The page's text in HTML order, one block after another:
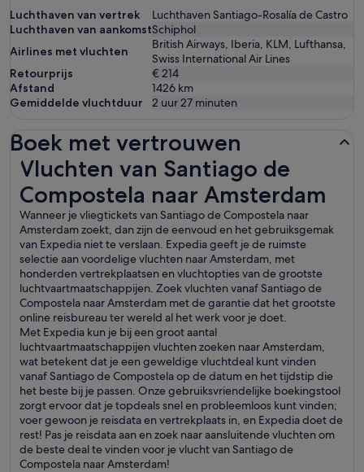
Luchthaven van vertrek
Luchthaven Santiago-Rosalía de Castro
Luchthaven van aankomstSchiphol
Airlines met vluchten
British Airways, Iberia, KLM, Lufthansa,
Swiss International Air Lines
Retourprijs
€ 214
Afstand
1426 km
Gemiddelde vluchtduur
2 uur 27 minuten
Boek met vertrouwen
Vluchten van Santiago de
Compostela naar Amsterdam
Wanneer je vliegtickets van Santiago de Compostela naar
Amsterdam zoekt, dan zijn de eenvoud en het gebruiksgemak
van Expedia niet te verslaan. Expedia geeft je de ruimste
selectie aan voordelige vluchten naar Amsterdam, met
honderden vertrekplaatsen en vluchtopties van de grootste
luchtvaartmaatschappijen. Zoek vluchten vanaf Santiago de
Compostela naar Amsterdam met de garantie dat het grootste
online reisbureau ter wereld al het werk voor je doet.
Met Expedia kun je bij een groot aantal
luchtvaartmaatschappijen vluchten zoeken naar Amsterdam,
wat betekent dat je een geweldige vluchtdeal kunt vinden
vanaf Santiago de Compostela op de datum en het tijdstip die
het beste bij je passen. Onze gebruiksvriendelijke boekingstool
zorgt ervoor dat je topdeals snel en probleemloos kunt vinden;
voer gewoon je reisdata en vertrekplaats in, en Expedia doet de
rest! Pas je reisdata aan en zoek naar aansluitende vluchten om
de beste deal te vinden voor je vlucht van Santiago de
Compostela naar Amsterdam!
Vluchten van Santiago de Compostela naar Amsterdam